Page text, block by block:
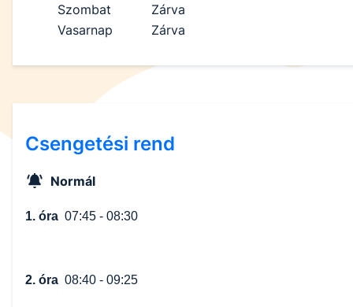
Szombat
Zárva
Vasarnap
Zárva
Csengetési rend
Normál
1. óra 07:45 - 08:30
2. óra 08:40 - 09:25